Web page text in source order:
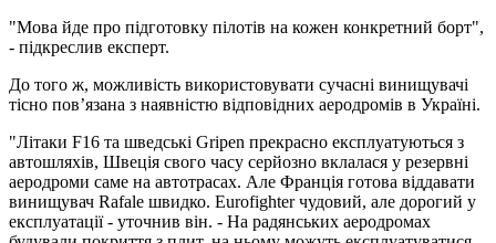
"Мова йде про підготовку пілотів на кожен конкретний борт",
- підкреслив експерт.
До того ж, можливість використовувати сучасні винищувачі
тісно пов’язана з наявністю відповідних аеродромів в Україні.
"Літаки F16 та шведські Gripen прекрасно експлуатуються з
автошляхів, Швеція свого часу серйозно вклалася у резервні
аеродроми саме на автотрасах. Але Франція готова віддавати
винищувач Rafale швидко. Eurofighter чудовий, але дорогий у
експлуатації - уточнив він. - На радянських аеродромах